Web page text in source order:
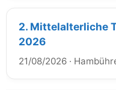
2. Mittelalterliche
2026
21/08/2026 ·